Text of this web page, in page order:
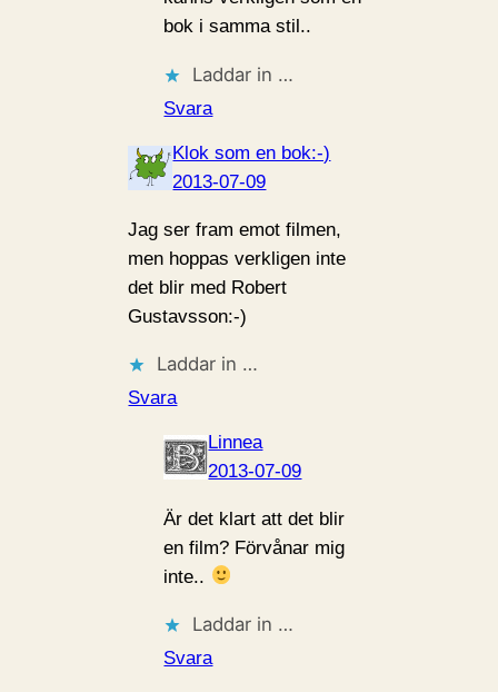
bok i samma stil..
Laddar in …
Svara
Klok som en bok:-)
2013-07-09
Jag ser fram emot filmen,
men hoppas verkligen inte
det blir med Robert
Gustavsson:-)
Laddar in …
Svara
Linnea
2013-07-09
Är det klart att det blir
en film? Förvånar mig
inte..
Laddar in …
Svara